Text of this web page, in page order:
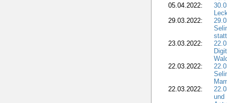
05.04.2022:
29.03.2022:
23.03.2022:
22.03.2022:
22.03.2022:
und